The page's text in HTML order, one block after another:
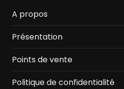
A propos
Présentation
Points de vente
Politique de confidentialité